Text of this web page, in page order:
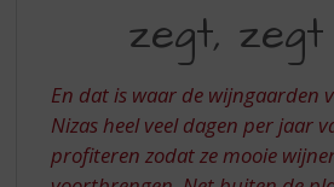
ZUID-
FRANKRIJK
ZEGT
zegt, zegt
En dat is waar de wijngaarden
Nizas heel veel dagen per jaar
profiteren zodat ze mooie